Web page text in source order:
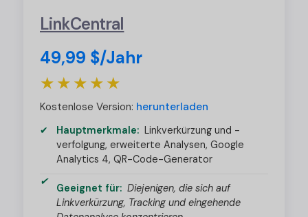
LinkCentral
49,99 $/Jahr
★★★★★
Kostenlose Version: herunterladen
Hauptmerkmale: Linkverkürzung und -
verfolgung, erweiterte Analysen, Google
Analytics 4, QR-Code-Generator
Geeignet für: Diejenigen, die sich auf
Linkverkürzung, Tracking und eingehende